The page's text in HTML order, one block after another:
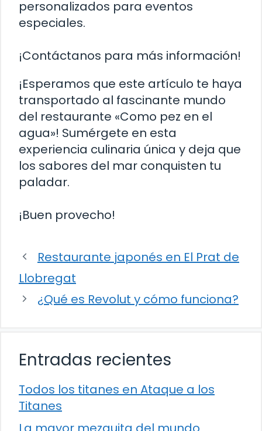
personalizados para eventos
especiales.
¡Contáctanos para más información!
¡Esperamos que este artículo te haya
transportado al fascinante mundo
del restaurante «Como pez en el
agua»! Sumérgete en esta
experiencia culinaria única y deja que
los sabores del mar conquisten tu
paladar.
¡Buen provecho!
Restaurante japonés en El Prat de
Llobregat
¿Qué es Revolut y cómo funciona?
Entradas recientes
Todos los titanes en Ataque a los
Titanes